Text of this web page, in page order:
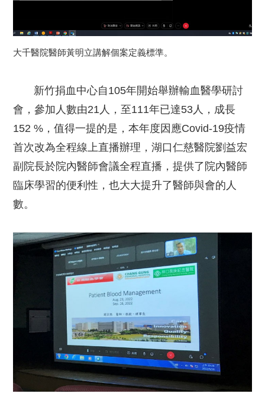
大千醫院醫師黃明立講解個案定義標準。
新竹捐血中心自105年開始舉辦輸血醫學研討
會，參加人數由21人，至111年已達53人，成長
152 %，值得一提的是，本年度因應Covid-19疫情
首次改為全程線上直播辦理，湖口仁慈醫院劉益宏
副院長於院內醫師會議全程直播，提供了院內醫師
臨床學習的便利性，也大大提升了醫師與會的人
數。